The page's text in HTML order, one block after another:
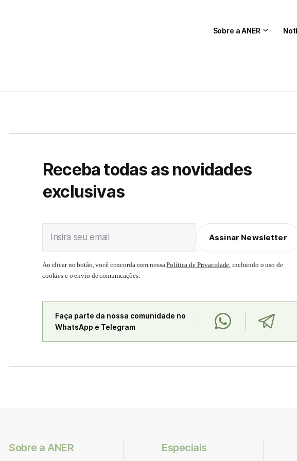
Sobre a ANER
Receba todas as novidades
exclusivas
Insira seu email Assinar Newsletter
Ao clicar no botão, você concorda com nossaPolítica de Privacidade, incluindo o uso de
cookies e o envio de comunicações.
Faça parte da nossa comunidade no
WhatsApp e Telegram
Sobre a ANER Especiais